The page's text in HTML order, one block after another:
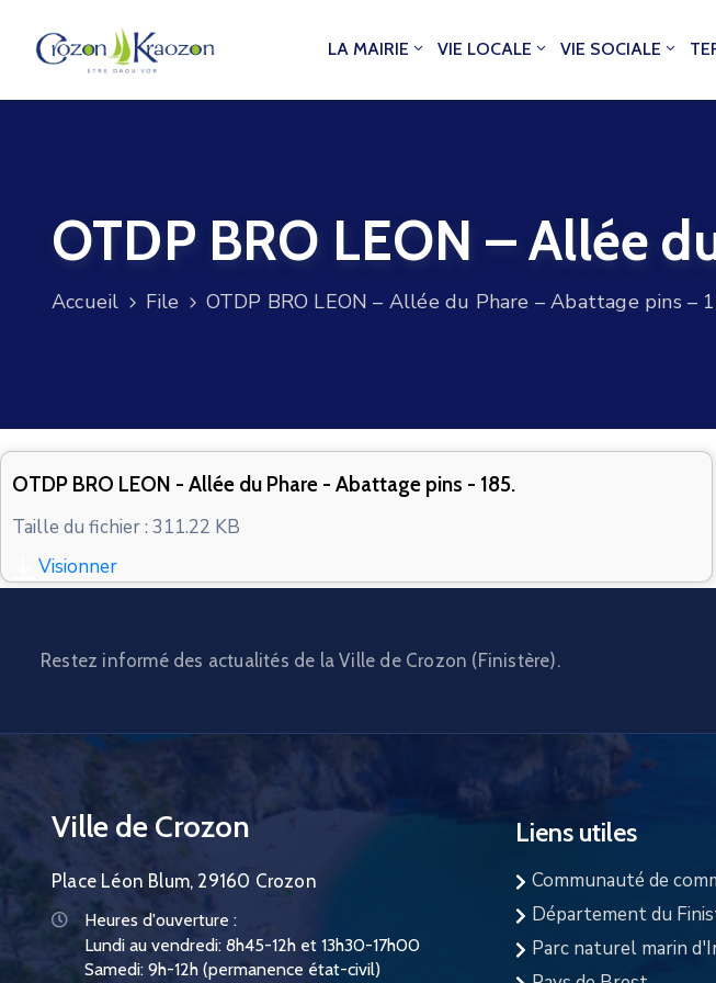
LA MAIRIE VIE LOCALE VIE SOCIALE
OTDP BRO LEON – Allée
Accueil File OTDP BRO LEON – Allée du Phare – Abattage pins –
OTDP BRO LEON - Allée du Phare - Abattage pins - 185.
Taille du fichier : 311.22 KB
Visionner
Restez informé des actualités de la Ville de Crozon (Finistère).
Ville de Crozon
Place Léon Blum, 29160 Crozon
Heures d'ouverture :
Lundi au vendredi: 8h45-12h et 13h30-17h00
Samedi: 9h-12h (permanence état-civil)
Liens utiles
Communauté de
Département du
Parc naturel marin